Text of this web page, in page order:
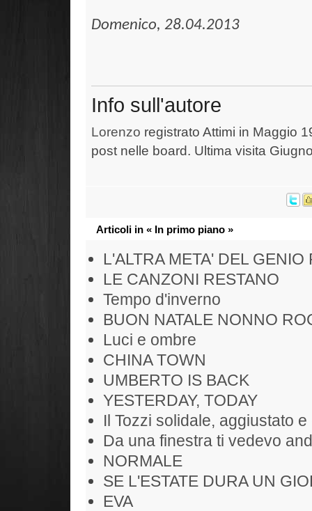
Domenico, 28.04.2013
Info sull'autore
Lorenzo registrato Attimi in Maggio
post nelle board. Ultima visita
Articoli in « In primo piano »
L'ALTRA META' DEL GENIO
LE CANZONI RESTANO
Tempo d'inverno
BUON NATALE NONNO
Luci e ombre
CHINA TOWN
UMBERTO IS BACK
YESTERDAY, TODAY
Il Tozzi solidale, aggiustato
Da una finestra ti vedevo
NORMALE
SE L'ESTATE DURA UN
EVA